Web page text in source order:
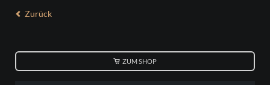
Zurück
ZUM SHOP